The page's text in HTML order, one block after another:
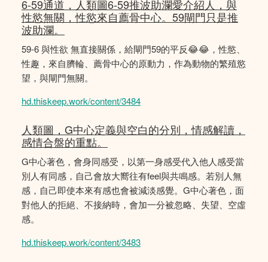
6-59通道，人類圖6-59推波助瀾愛介紹人，與
性慾無關，性慾來自薦骨中心。59閘門只是推
波助瀾。
59-6 與性欲 無直接關係，給閘門59的平反😂😂，性慾、
性趣，來自臍輪、薦骨中心的原動力，作為動物的繁殖慾
望，與閘門無關。
hd.thiskeep.work/content/3484
人類圖，G中心定義與空白的分別，情感解讀，
感情合盤的重點。
G中心著色，會身同感受，以第一身感受代入他人感受當
別人有同感，自己會放大嚮往有feel與共鳴感。若別人無
感，自己即使本來有感也會被減淡感覺。G中心著色，面
對他人的拒絕、不接納時，會加一分被忽略、失望、空虛
感。
hd.thiskeep.work/content/3483